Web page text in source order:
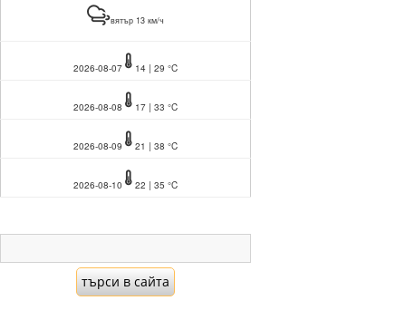
вятър 13 км/ч
2026-08-07 14 | 29 °C
2026-08-08 17 | 33 °C
2026-08-09 21 | 38 °C
2026-08-10 22 | 35 °C